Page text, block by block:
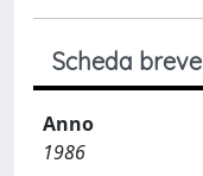
Scheda breve
Anno
1986